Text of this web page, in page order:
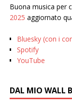
Buona musica per
2025 aggiornato
Bluesky (con i
Spotify
YouTube
DAL MIO WALL